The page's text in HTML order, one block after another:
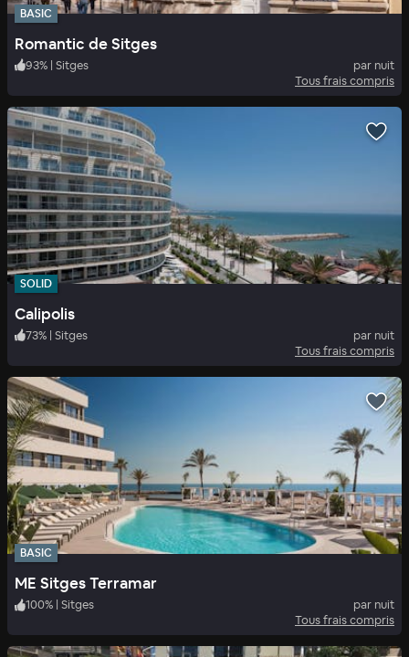
BASIC
Romantic de Sitges
93% | Sitges
par nuit
Tous frais compris
SOLID
Calipolis
73% | Sitges
par nuit
Tous frais compris
BASIC
ME Sitges Terramar
100% Sitges
par nuit
Tous frais compris